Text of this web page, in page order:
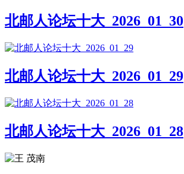
北邮人论坛十大_2026_01_30
北邮人论坛十大_2026_01_29
北邮人论坛十大_2026_01_28